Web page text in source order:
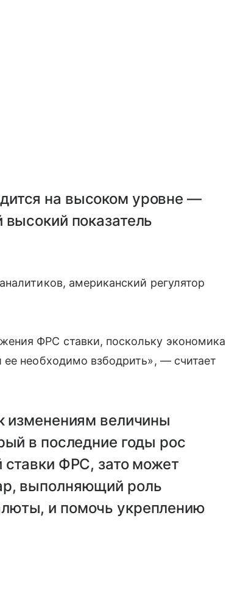
на высоком уровне —
показатель
американский регулятор
ФРС ставки, поскольку экономика
необходимо взбодрить», — считает
изменениям величины
в последние годы рос
ставки ФРС, зато может
выполняющий роль
и помочь укреплению